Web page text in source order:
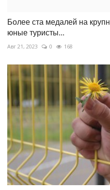
Более ста медалей на
юные туристы...
Авг 21, 2023 0 168